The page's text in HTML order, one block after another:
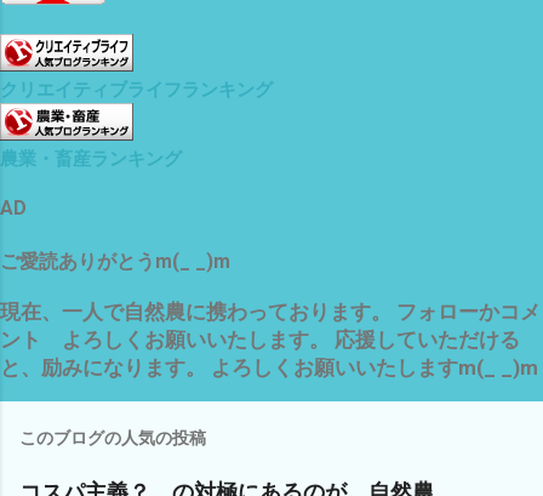
クリエイティブライフランキング
農業・畜産ランキング
AD
ご愛読ありがとうm(_ _)m
現在、一人で自然農に携わっております。 フォローかコメ
ント よろしくお願いいたします。 応援していただける
と、励みになります。 よろしくお願いいたしますm(_ _)m
このブログの人気の投稿